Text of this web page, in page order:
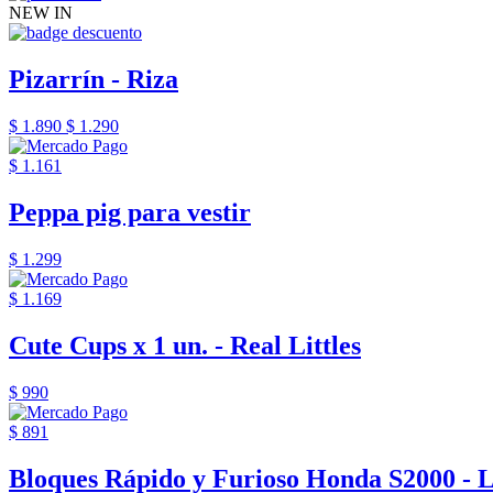
NEW IN
Pizarrín - Riza
$ 1.890 $ 1.290
$ 1.161
Peppa pig para vestir
$ 1.299
$ 1.169
Cute Cups x 1 un. - Real Littles
$ 990
$ 891
Bloques Rápido y Furioso Honda S2000 -